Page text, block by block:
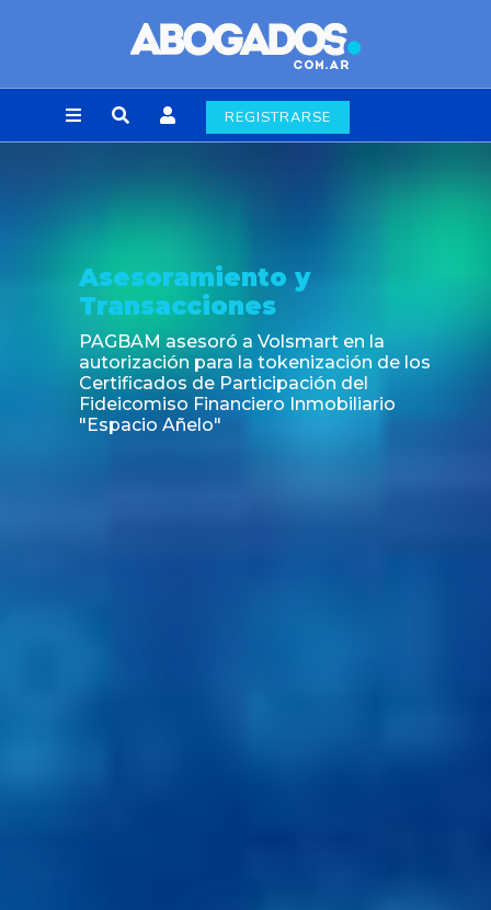
REGISTRARSE
Noticia
Fin de la obligación de rúbrica de los libros
laborales en la Ciudad de Buenos Aires